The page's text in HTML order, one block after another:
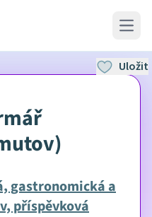
Open
gastronomická a
příspěvková
Uložit